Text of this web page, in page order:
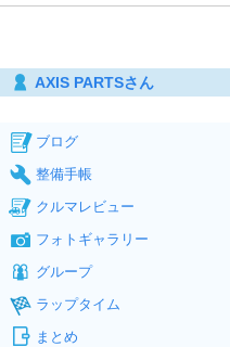
AXIS PARTSさん
ブログ
整備手帳
クルマレビュー
フォトギャラリー
グループ
ラップタイム
まとめ